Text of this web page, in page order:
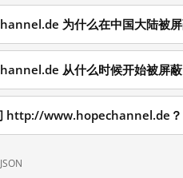
为什么在中国大陆被屏
从什么时候开始被屏蔽
http://www.hopechannel.de？
JSON